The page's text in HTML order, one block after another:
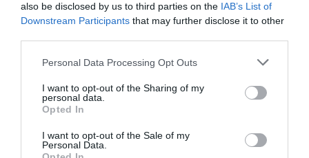
also be disclosed by us to third parties on the IAB’s List of
Downstream Participants that may further disclose it to other
Please note that this website/app uses one or more Google
not limited to your visit or usage behaviour. You may click to
grant or deny consent to Google and its third-party tags to
use your data for below specified purposes in below Google
consent section.
Personal Data Processing Opt Outs
I want to opt-out of the Sharing of my
personal data.
Opted In
I want to opt-out of the Sale of my
Personal Data.
tuning autó rendezvény mvm